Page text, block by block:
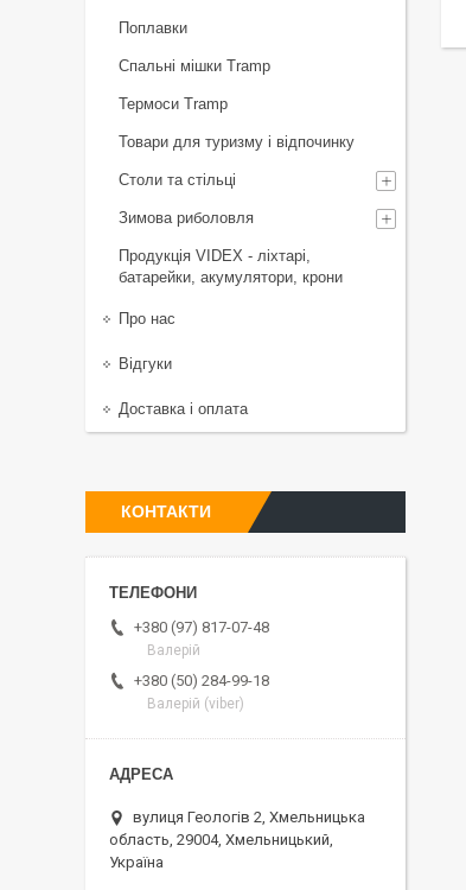
Поплавки
Спальні мішки Tramp
Термоси Tramp
Товари для туризму і відпочинку
Столи та стільці
Зимова риболовля
Продукція VIDEX - ліхтарі,
батарейки, акумулятори, крони
Про нас
Відгуки
Доставка і оплата
КОНТАКТИ
+380 (97) 817-07-48
Валерій
+380 (50) 284-99-18
Валерій (viber)
вулиця Геологів 2, Хмельницька
область, 29004, Хмельницький,
Україна